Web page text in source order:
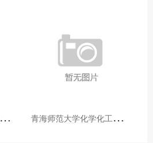
青
海师范大学音乐学院“青舞华章”本科舞蹈专业中期汇报圆满落幕 青
海师范大学化学化工学院开展铸牢中华民族共同体意识大讲堂活动